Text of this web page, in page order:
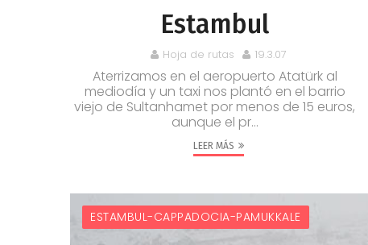
Estambul
Hoja de rutas 19.3.07
Aterrizamos en el aeropuerto Atatürk al
mediodía y un taxi nos plantó en el barrio
viejo de Sultanhamet por menos de 15 euros,
aunque el pr...
LEER MÁS
ESTAMBUL-CAPPADOCIA-PAMUKKALE